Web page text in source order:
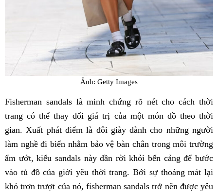
Ảnh: Getty Images
Fisherman sandals là minh chứng rõ nét cho cách thời
trang có thể thay đổi giá trị của một món đồ theo thời
gian. Xuất phát điểm là đôi giày dành cho những người
làm nghề đi biển nhằm bảo vệ bàn chân trong môi trường
ẩm ướt, kiểu sandals này dần rời khỏi bến cảng để bước
vào tủ đồ của giới yêu thời trang. Bởi sự thoáng mát lại
khó trơn trượt của nó, fisherman sandals trở nên được yêu